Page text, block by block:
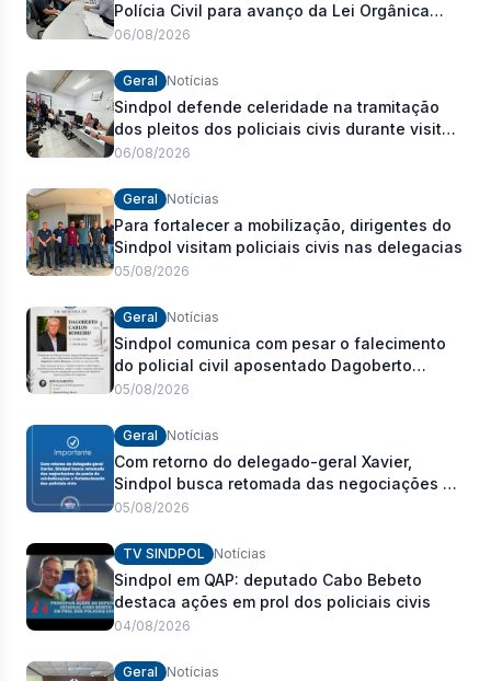
Polícia Civil para avanço da Lei Orgânica
Estadual
06/08/2026
Geral Notícias
Sindpol defende celeridade na tramitação
dos pleitos dos policiais civis durante visita
às delegacias
06/08/2026
Geral Notícias
Para fortalecer a mobilização, dirigentes do
Sindpol visitam policiais civis nas delegacias
05/08/2026
Geral Notícias
Sindpol comunica com pesar o falecimento
do policial civil aposentado Dagoberto
Carlos Romeiro
05/08/2026
Geral Notícias
Com retorno do delegado-geral Xavier,
Sindpol busca retomada das negociações da
pauta de reivindicações e fortalecimento dos
05/08/2026
TV SINDPOL Notícias
Sindpol em QAP: deputado Cabo Bebeto
destaca ações em prol dos policiais civis
04/08/2026
Geral Notícias